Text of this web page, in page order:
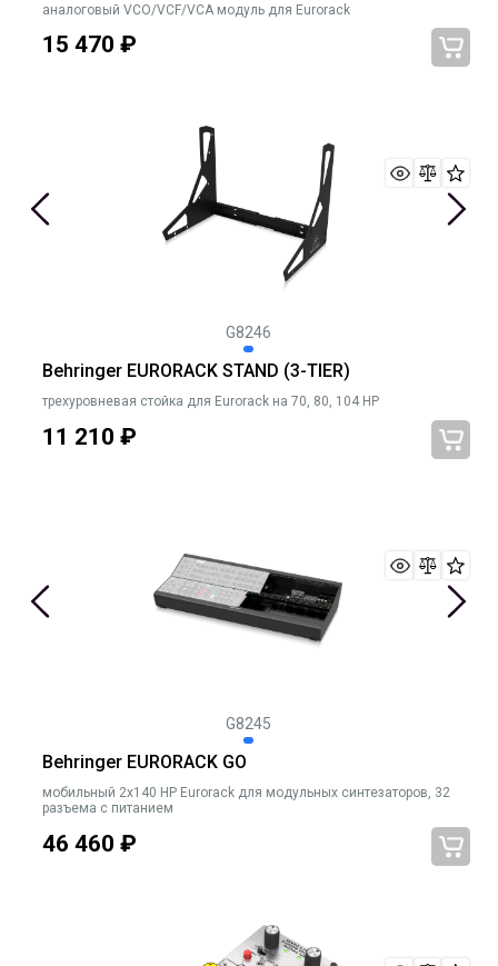
аналоговый VCO/VCF/VCA модуль для Eurorack
15 470 ₽
G8246
Behringer EURORACK STAND (3-TIER)
трехуровневая стойка для Eurorack на 70, 80, 104 HP
11 210 ₽
G8245
Behringer EURORACK GO
мобильный 2x140 HP Eurorack для модульных синтезаторов, 32
разъема с питанием
46 460 ₽